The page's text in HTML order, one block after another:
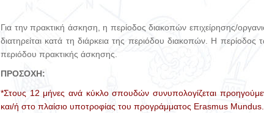
Για την πρακτική άσκηση, η περίοδος διακοπών επιχείρησης/
διατηρείται κατά τη διάρκεια της περιόδου διακοπών. Η περίοδος
περιόδου πρακτικής άσκησης.
ΠΡΟΣΟΧΗ:
*Στους 12 μήνες ανά κύκλο σπουδών συνυπολογίζεται
και/ή στο πλαίσιο υποτροφίας του προγράμματος Erasmus Mundus.